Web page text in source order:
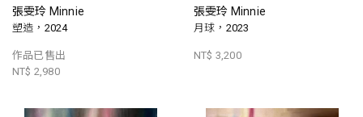
張雯玲 Minnie
塑造，2024
作品已售出
NT$ 2,980
張雯玲 Minnie
月球，2023
NT$ 3,200